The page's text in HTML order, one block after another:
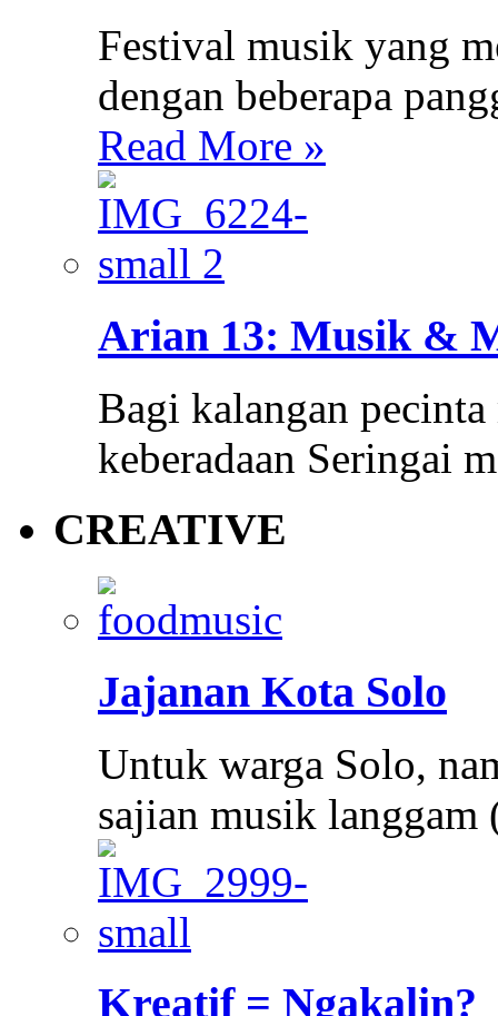
Festival musik yang
dengan beberapa
Read More »
Arian 13: Musik &
Bagi kalangan
keberadaan Seringai
CREATIVE
Jajanan Kota Solo
Untuk warga Solo,
sajian musik
Kreatif = Ngakalin?